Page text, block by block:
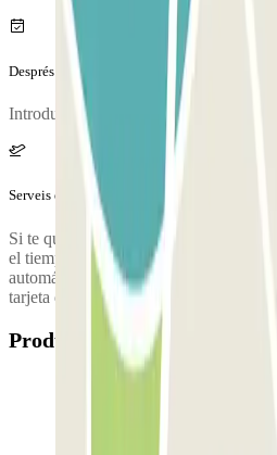
Després del teu viatge
Introduce el ticket retirado en la
Serveis extra (no inclosos al preu)
Si te quedas más allá de la fecha o la
el tiempo de estacionamiento adicional
automáticas situadas en la terminal, o
tarjeta de crédito o débito.
Productes disponibles